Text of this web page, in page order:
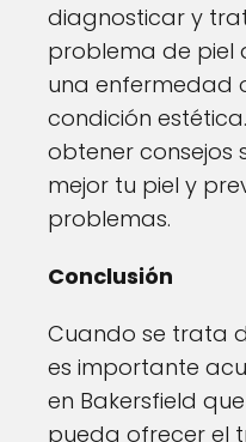
diagnosticar y
problema de piel
una enfermedad
condición
obtener consejos
mejor tu piel y
problemas.
Conclusión
Cuando se trata
es importante
en Bakersfield
pueda ofrecer el